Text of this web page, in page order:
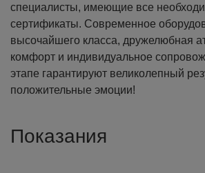
специалисты, имеющие все
сертификаты. Современное
высочайшего класса, дружелюбная
комфорт и индивидуальное
этапе гарантируют великолепный
положительные эмоции!
Показания